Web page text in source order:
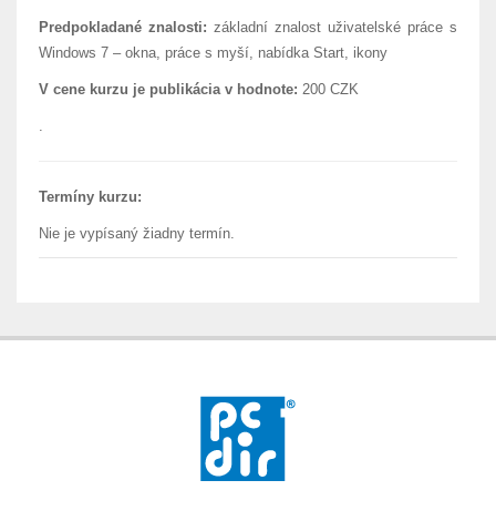
Predpokladané znalosti: základní znalost uživatelské práce s
Windows 7 – okna, práce s myší, nabídka Start, ikony
V cene kurzu je publikácia v hodnote: 200 CZK
.
Termíny kurzu:
Nie je vypísaný žiadny termín.